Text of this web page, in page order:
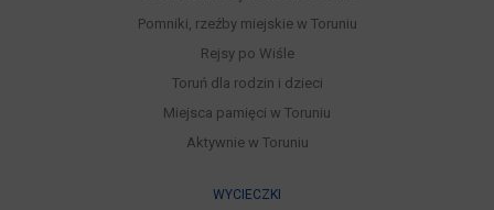
Pomniki, rzeźby miejskie w Toruniu
Rejsy po Wiśle
Toruń dla rodzin i dzieci
Miejsca pamięci w Toruniu
Aktywnie w Toruniu
WYCIECZKI